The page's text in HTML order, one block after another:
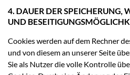
4. DAUER DER SPEICHERUNG,
UND
Cookies werden auf dem Rechner
und von diesem an unserer Seite
Sie als Nutzer die volle Kontrolle